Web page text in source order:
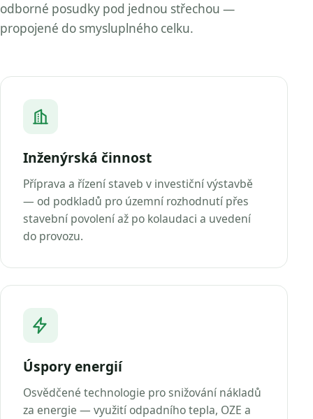
odborné posudky pod jednou střechou —
propojené do smysluplného celku.
Inženýrská činnost
Příprava a řízení staveb v investiční výstavbě
— od podkladů pro územní rozhodnutí přes
stavební povolení až po kolaudaci a uvedení
do provozu.
Úspory energií
Osvědčené technologie pro snižování nákladů
za energie — využití odpadního tepla, OZE a